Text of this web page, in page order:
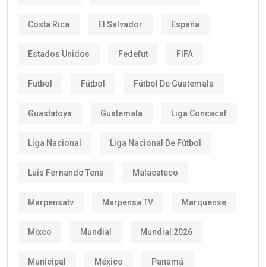
Costa Rica El Salvador España
Estados Unidos Fedefut FIFA
Futbol Fútbol Fútbol De Guatemala
Guastatoya Guatemala Liga Concacaf
Liga Nacional Liga Nacional De Fútbol
Luis Fernando Tena Malacateco
Marpensatv Marpensa TV Marquense
Mixco Mundial Mundial 2026
Municipal México Panamá